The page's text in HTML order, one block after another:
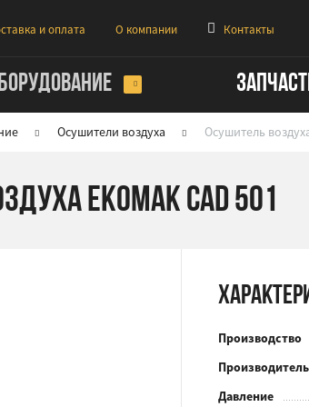
и оплата О компании Контакты
Осушители воздуха Осушитель
Ekomak CAD 501
Производство
Давление